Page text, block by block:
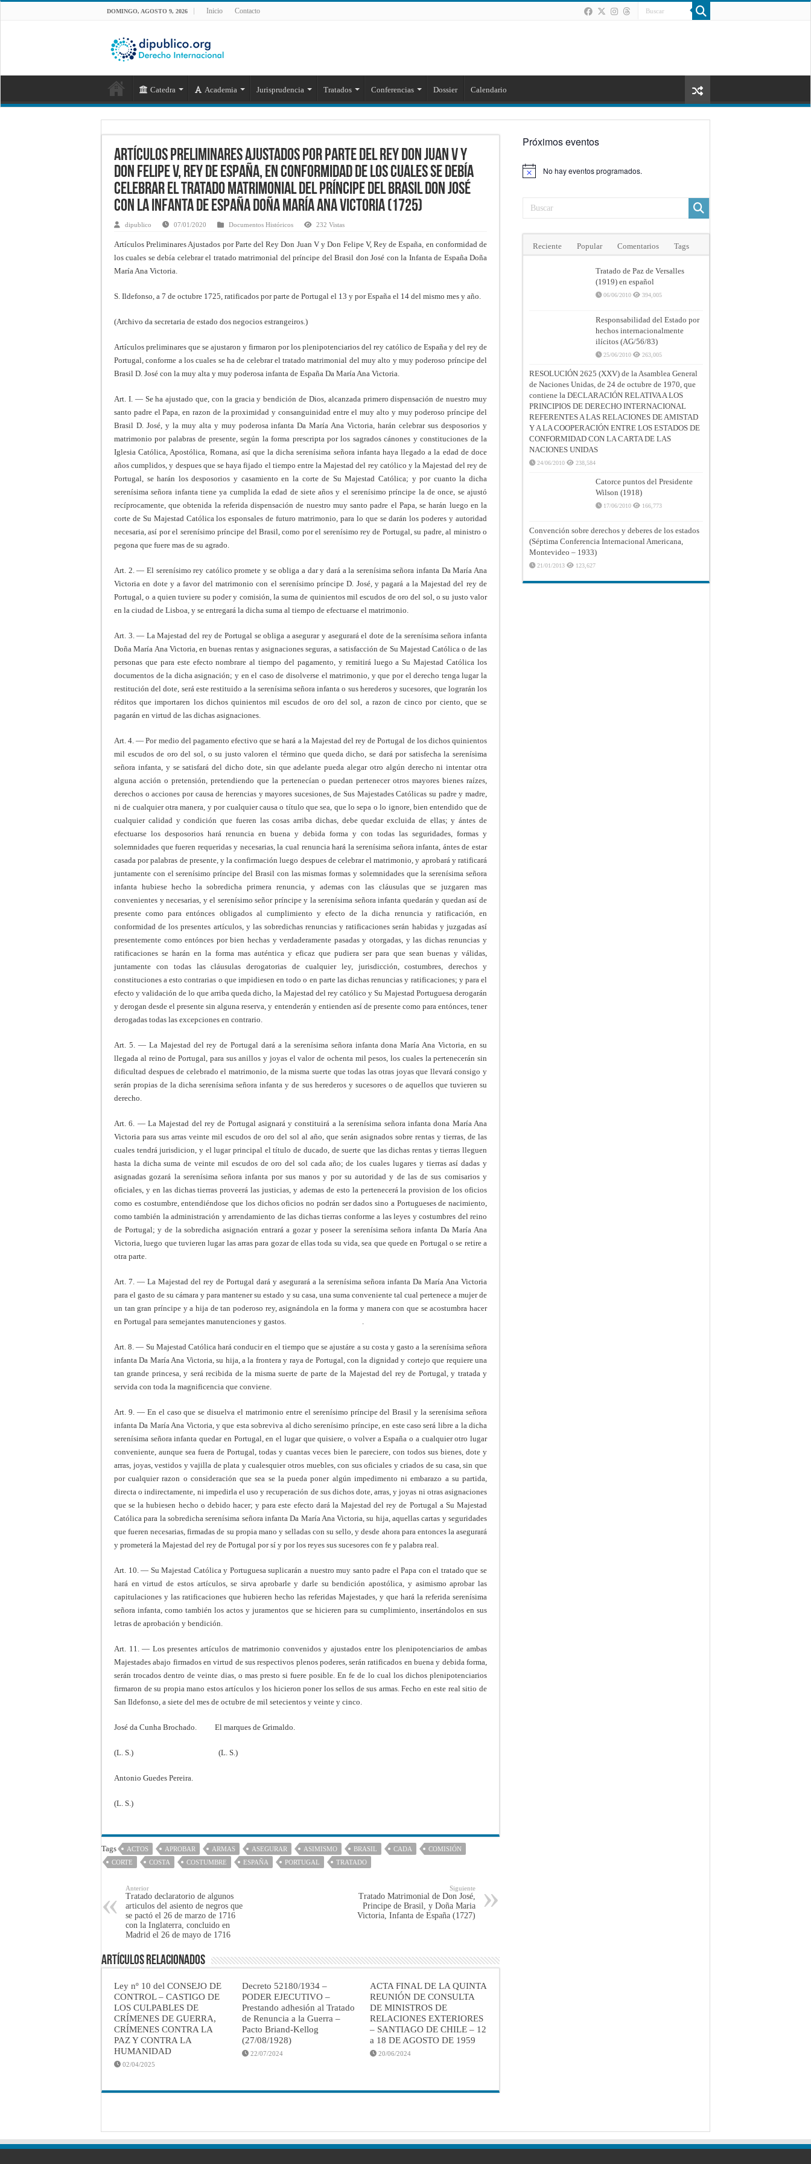
DOMINGO, AGOSTO 9, 2026 Inicio Contacto
Catedra Academia Jurisprudencia Tratados Conferencias Dossier Calendario
Artículos Preliminares Ajustados por Parte del Rey Don Juan V y
Don Felipe V, Rey de España, en conformidad de los cuales se debía
celebrar el tratado matrimonial del príncipe del Brasil don José
con la Infanta de España Doña María Ana Victoria (1725)
dipublico 07/01/2020 Documentos Históricos 232 Vistas
Artículos Preliminares Ajustados por Parte del Rey Don Juan V y Don Felipe V, Rey de España, en conformidad de
los cuales se debía celebrar el tratado matrimonial del príncipe del Brasil don José con la Infanta de España Doña
María Ana Victoria.
S. Ildefonso, a 7 de octubre 1725, ratificados por parte de Portugal el 13 y por España el 14 del mismo mes y año.
(Archivo da secretaria de estado dos negocios estrangeiros.)
Artículos preliminares que se ajustaron y firmaron por los plenipotenciarios del rey católico de España y del rey de
Portugal, conforme a los cuales se ha de celebrar el tratado matrimonial del muy alto y muy poderoso príncipe del
Brasil D. José con la muy alta y muy poderosa infanta de España Da María Ana Victoria.
Art. I. — Se ha ajustado que, con la gracia y bendición de Dios, alcanzada primero dispensación de nuestro muy
santo padre el Papa, en razon de la proximidad y consanguinidad entre el muy alto y muy poderoso príncipe del
Brasil D. José, y la muy alta y muy poderosa infanta Da María Ana Victoria, harán celebrar sus desposorios y
matrimonio por palabras de presente, según la forma prescripta por los sagrados cánones y constituciones de la
Iglesia Católica, Apostólica, Romana, así que la dicha serenísima señora infanta haya llegado a la edad de doce
años cumplidos, y despues que se haya fijado el tiempo entre la Majestad del rey católico y la Majestad del rey de
Portugal, se harán los desposorios y casamiento en la corte de Su Majestad Católica; y por cuanto la dicha
serenísima señora infanta tiene ya cumplida la edad de siete años y el serenísimo príncipe la de once, se ajustó
recíprocamente, que obtenida la referida dispensación de nuestro muy santo padre el Papa, se harán luego en la
corte de Su Majestad Católica los esponsales de futuro matrimonio, para lo que se darán los poderes y autoridad
necesaria, así por el serenísimo príncipe del Brasil, como por el serenísimo rey de Portugal, su padre, al ministro o
pegona que fuere mas de su agrado.
Art. 2. — El serenísimo rey católico promete y se obliga a dar y dará a la serenísima señora infanta Da María Ana
Victoria en dote y a favor del matrimonio con el serenísimo príncipe D. José, y pagará a la Majestad del rey de
Portugal, o a quien tuviere su poder y comisión, la suma de quinientos mil escudos de oro del sol, o su justo valor
en la ciudad de Lisboa, y se entregará la dicha suma al tiempo de efectuarse el matrimonio.
Art. 3. — La Majestad del rey de Portugal se obliga a asegurar y asegurará el dote de la serenísima señora infanta
Doña María Ana Victoria, en buenas rentas y asignaciones seguras, a satisfacción de Su Majestad Católica o de las
personas que para este efecto nombrare al tiempo del pagamento, y remitirá luego a Su Majestad Católica los
documentos de la dicha asignación; y en el caso de disolverse el matrimonio, y que por el derecho tenga lugar la
restitución del dote, será este restituido a la serenísima señora infanta o sus herederos y sucesores, que lograrán los
réditos que importaren los dichos quinientos mil escudos de oro del sol, a razon de cinco por ciento, que se
pagarán en virtud de las dichas asignaciones.
Art. 4. — Por medio del pagamento efectivo que se hará a la Majestad del rey de Portugal de los dichos quinientos
mil escudos de oro del sol, o su justo valoren el término que queda dicho, se dará por satisfecha la serenísima
señora infanta, y se satisfará del dicho dote, sin que adelante pueda alegar otro algún derecho ni intentar otra
alguna acción o pretensión, pretendiendo que la pertenecían o puedan pertenecer otros mayores bienes raízes,
derechos o acciones por causa de herencias y mayores sucesiones, de Sus Majestades Católicas su padre y madre,
ni de cualquier otra manera, y por cualquier causa o título que sea, que lo sepa o lo ignore, bien entendido que de
cualquier calidad y condición que fueren las cosas arriba dichas, debe quedar excluida de ellas; y ántes de
efectuarse los desposorios hará renuncia en buena y debida forma y con todas las seguridades, formas y
solemnidades que fueren requeridas y necesarias, la cual renuncia hará la serenísima señora infanta, ántes de estar
casada por palabras de presente, y la confirmación luego despues de celebrar el matrimonio, y aprobará y ratificará
juntamente con el serenísimo príncipe del Brasil con las mismas formas y solemnidades que la serenísima señora
infanta hubiese hecho la sobredicha primera renuncia, y ademas con las cláusulas que se juzgaren mas
convenientes y necesarias, y el serenísimo señor príncipe y la serenísima señora infanta quedarán y quedan así de
presente como para entónces obligados al cumplimiento y efecto de la dicha renuncia y ratificación, en
conformidad de los presentes artículos, y las sobredichas renuncias y ratificaciones serán habidas y juzgadas así
presentemente como entónces por bien hechas y verdaderamente pasadas y otorgadas, y las dichas renuncias y
ratificaciones se harán en la forma mas auténtica y eficaz que pudiera ser para que sean buenas y válidas,
juntamente con todas las cláusulas derogatorias de cualquier ley, jurisdicción, costumbres, derechos y
constituciones a esto contrarias o que impidiesen en todo o en parte las dichas renuncias y ratificaciones; y para el
efecto y validación de lo que arriba queda dicho, la Majestad del rey católico y Su Majestad Portuguesa derogarán
y derogan desde el presente sin alguna reserva, y entenderán y entienden así de presente como para entónces, tener
derogadas todas las excepciones en contrario.
Art. 5. — La Majestad del rey de Portugal dará a la serenísima señora infanta dona María Ana Victoria, en su
llegada al reino de Portugal, para sus anillos y joyas el valor de ochenta mil pesos, los cuales la pertenecerán sin
dificultad despues de celebrado el matrimonio, de la misma suerte que todas las otras joyas que llevará consigo y
serán propias de la dicha serenísima señora infanta y de sus herederos y sucesores o de aquellos que tuvieren su
derecho.
Art. 6. — La Majestad del rey de Portugal asignará y constituirá a la serenísima señora infanta dona María Ana
Victoria para sus arras veinte mil escudos de oro del sol al año, que serán asignados sobre rentas y tierras, de las
cuales tendrá jurisdicion, y el lugar principal el título de ducado, de suerte que las dichas rentas y tierras lleguen
hasta la dicha suma de veinte mil escudos de oro del sol cada año; de los cuales lugares y tierras así dadas y
asignadas gozará la serenísima señora infanta por sus manos y por su autoridad y de las de sus comisarios y
oficiales, y en las dichas tierras proveerá las justicias, y ademas de esto la pertenecerá la provision de los oficios
como es costumbre, entendiéndose que los dichos oficios no podrán ser dados sino a Portugueses de nacimiento,
como también la administración y arrendamiento de las dichas tierras conforme a las leyes y costumbres del reino
de Portugal; y de la sobredicha asignación entrará a gozar y poseer la serenísima señora infanta Da María Ana
Victoria, luego que tuvieren lugar las arras para gozar de ellas toda su vida, sea que quede en Portugal o se retire a
otra parte.
Art. 7. — La Majestad del rey de Portugal dará y asegurará a la serenísima señora infanta Da María Ana Victoria
para el gasto de su cámara y para mantener su estado y su casa, una suma conveniente tal cual pertenece a mujer de
un tan gran príncipe y a hija de tan poderoso rey, asignándola en la forma y manera con que se acostumbra hacer
en Portugal para semejantes manutenciones y gastos. .
Art. 8. — Su Majestad Católica hará conducir en el tiempo que se ajustáre a su costa y gasto a la serenísima señora
infanta Da María Ana Victoria, su hija, a la frontera y raya de Portugal, con la dignidad y cortejo que requiere una
tan grande princesa, y será recibida de la misma suerte de parte de la Majestad del rey de Portugal, y tratada y
servida con toda la magnificencia que conviene.
Art. 9. — En el caso que se disuelva el matrimonio entre el serenísimo príncipe del Brasil y la serenísima señora
infanta Da María Ana Victoria, y que esta sobreviva al dicho serenísimo príncipe, en este caso será libre a la dicha
serenísima señora infanta quedar en Portugal, en el lugar que quisiere, o volver a España o a cualquier otro lugar
conveniente, aunque sea fuera de Portugal, todas y cuantas veces bien le pareciere, con todos sus bienes, dote y
arras, joyas, vestidos y vajilla de plata y cualesquier otros muebles, con sus oficiales y criados de su casa, sin que
por cualquier razon o consideración que sea se la pueda poner algún impedimento ni embarazo a su partida,
directa o indirectamente, ni impedirla el uso y recuperación de sus dichos dote, arras, y joyas ni otras asignaciones
que se la hubiesen hecho o debido hacer; y para este efecto dará la Majestad del rey de Portugal a Su Majestad
Católica para la sobredicha serenísima señora infanta Da María Ana Victoria, su hija, aquellas cartas y seguridades
que fueren necesarias, firmadas de su propia mano y selladas con su sello, y desde ahora para entonces la asegurará
y prometerá la Majestad del rey de Portugal por sí y por los reyes sus sucesores con fe y palabra real.
Art. 10. — Su Majestad Católica y Portuguesa suplicarán a nuestro muy santo padre el Papa con el tratado que se
hará en virtud de estos artículos, se sirva aprobarle y darle su bendición apostólica, y asimismo aprobar las
capitulaciones y las ratificaciones que hubieren hecho las referidas Majestades, y que hará la referida serenísima
señora infanta, como también los actos y juramentos que se hicieren para su cumplimiento, insertándolos en sus
letras de aprobación y bendición.
Art. 11. — Los presentes artículos de matrimonio convenidos y ajustados entre los plenipotenciarios de ambas
Majestades abajo firmados en virtud de sus respectivos plenos poderes, serán ratificados en buena y debida forma,
serán trocados dentro de veinte dias, o mas presto si fuere posible. En fe de lo cual los dichos plenipotenciarios
firmaron de su propia mano estos artículos y los hicieron poner los sellos de sus armas. Fecho en este real sitio de
San Ildefonso, a siete del mes de octubre de mil setecientos y veinte y cinco.
José da Cunha Brochado. El marques de Grimaldo.
(L. S.) (L. S.)
Antonio Guedes Pereira.
(L. S.)
Tags ACTOS APROBAR ARMAS ASEGURAR ASIMISMO BRASIL CADA
COMISIÓN
CORTE
COSTA COSTUMBRE ESPAÑA PORTUGAL TRATADO
Anterior
Tratado declaratorio de algunos
articulos del asiento de negros que
se pactó el 26 de marzo de 1716
con la Inglaterra, concluido en
Madrid el 26 de mayo de 1716
Siguiente
Tratado Matrimonial de Don José,
Principe de Brasil, y Doña Maria
Victoria, Infanta de España (1727)
Artículos Relacionados
Ley nº 10 del CONSEJO DE
CONTROL – CASTIGO DE
LOS CULPABLES DE
CRÍMENES DE GUERRA,
CRÍMENES CONTRA LA
PAZ Y CONTRA LA
HUMANIDAD
02/04/2025
Decreto 52180/1934 –
PODER EJECUTIVO –
Prestando adhesión al Tratado
de Renuncia a la Guerra –
Pacto Briand-Kellog
(27/08/1928)
22/07/2024
ACTA FINAL DE LA QUINTA
REUNIÓN DE CONSULTA
DE MINISTROS DE
RELACIONES EXTERIORES
– SANTIAGO DE CHILE – 12
a 18 DE AGOSTO DE 1959
20/06/2024
Próximos eventos
Aviso No hay eventos programados.
Reciente Popular Comentarios Tags
Tratado de Paz de Versalles
(1919) en español
06/06/2010 394,005
Responsabilidad del Estado por
hechos internacionalmente
ilícitos (AG/56/83)
25/06/2010 263,005
RESOLUCIÓN 2625 (XXV) de la Asamblea General
de Naciones Unidas, de 24 de octubre de 1970, que
contiene la DECLARACIÓN RELATIVA A LOS
PRINCIPIOS DE DERECHO INTERNACIONAL
REFERENTES A LAS RELACIONES DE AMISTAD
Y A LA COOPERACIÓN ENTRE LOS ESTADOS DE
CONFORMIDAD CON LA CARTA DE LAS
NACIONES UNIDAS
24/06/2010 238,584
Catorce puntos del Presidente
Wilson (1918)
17/06/2010 166,773
Convención sobre derechos y deberes de los estados
(Séptima Conferencia Internacional Americana,
Montevideo – 1933)
21/01/2013 123,627